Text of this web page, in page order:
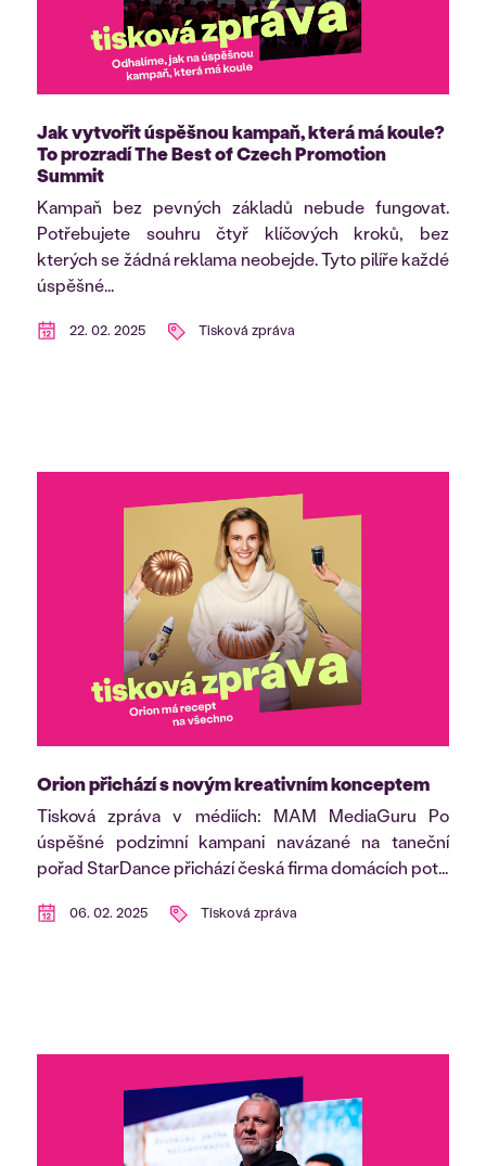
Jak vytvořit úspěšnou kampaň, která má koule?
To prozradí The Best of Czech Promotion
Summit
Kampaň bez pevných základů nebude fungovat.
Potřebujete souhru čtyř klíčových kroků, bez
kterých se žádná reklama neobejde. Tyto pilíře každé
úspěšné...
22. 02. 2025 Tisková zpráva
Orion přichází s novým kreativním konceptem
Tisková zpráva v médiích: MAM MediaGuru Po
úspěšné podzimní kampani navázané na taneční
pořad StarDance přichází česká firma domácích pot...
06. 02. 2025 Tisková zpráva